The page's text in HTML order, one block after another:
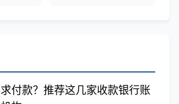
付款？推荐这几家收款银行账